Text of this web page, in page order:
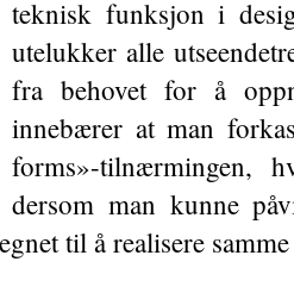
teknisk funksjon i
utelukker alle
fra behovet for å
innebærer at man
forms»-tilnærmingen,
dersom man kunne
til å realisere